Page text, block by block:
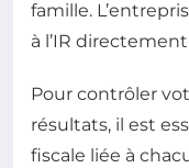
famille.
à l’IR
Pour contrôler
résultats, il est
fiscale liée à